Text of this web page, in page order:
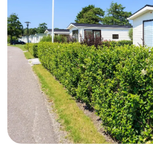
Appartementen
Bed
(&
breakfasts)
Campings
Hotels
Vakantiehuizen